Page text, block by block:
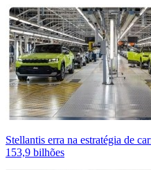
Stellantis erra na estratégia de
153,9 bilhões